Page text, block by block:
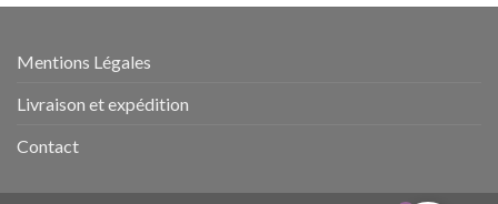
était :est :
Mentions Légales
Livraison et expédition
Contact